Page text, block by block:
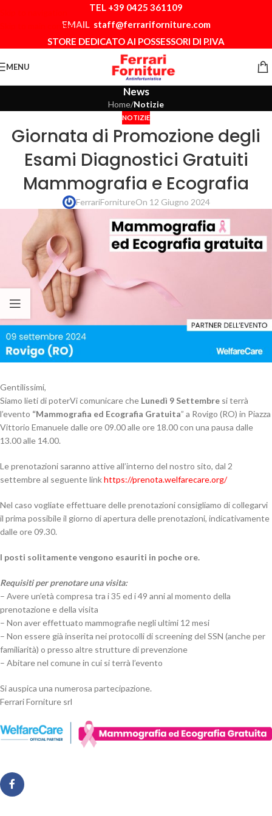
Skip to main content
TEL +39 0425 361109
EMAIL staff@ferrariforniture.com
STORE DEDICATO AI POSSESSORI DI P.IVA
MENU
News
Home/Notizie
NOTIZIE
Giornata di Promozione degli
Esami Diagnostici Gratuiti
Mammografia e Ecografia
FerrariFornitureOn 12 Giugno 2024
Gentilissimi,
Siamo lieti di poterVi comunicare che Lunedì 9 Settembre si terrà
l’evento “Mammografia ed Ecografia Gratuita” a Rovigo (RO) in Piazza
Vittorio Emanuele dalle ore 09.00 alle ore 18.00 con una pausa dalle
13.00 alle 14.00.
Le prenotazioni saranno attive all’interno del nostro sito, dal 2
settembre al seguente linkhttps://prenota.welfarecare.org/
Nel caso vogliate effettuare delle prenotazioni consigliamo di collegarvi
il prima possibile il giorno di apertura delle prenotazioni, indicativamente
dalle ore 09.30.
I posti solitamente vengono esauriti in poche ore.
Requisiti per prenotare una visita:
– Avere un’età compresa tra i 35 ed i 49 anni al momento della
prenotazione e della visita
– Non aver effettuato mammografie negli ultimi 12 mesi
– Non essere già inserita nei protocolli di screening del SSN (anche per
familiarità) o presso altre strutture di prevenzione
– Abitare nel comune in cui si terrà l’evento
Si auspica una numerosa partecipazione.
Ferrari Forniture srl